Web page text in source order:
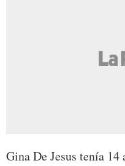
Gina De Jesus tenía 14